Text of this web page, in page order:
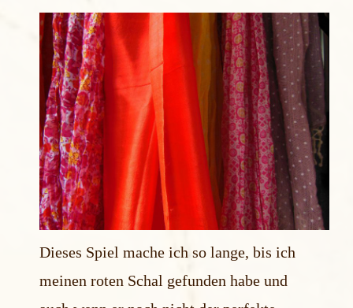
Dieses Spiel mache ich so lange, bis ich
meinen roten Schal gefunden habe und